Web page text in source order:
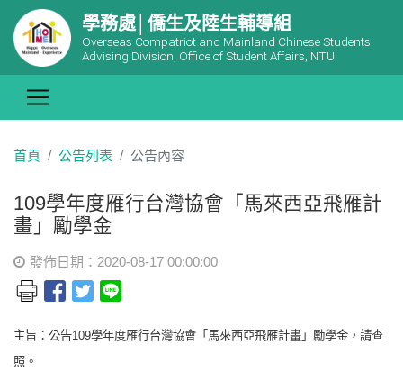
學務處│僑生及陸生輔導組
Overseas Compatriot and Mainland Chinese Students
Advising Division, Office of Student Affairs, NTU
首頁 公告列表 公告內容
109學年度雁行台灣協會「馬來西亞飛雁計
畫」勵學金
發佈日期：2020-08-17 00:00:00
主旨：公告109學年度雁行台灣協會「馬來西亞飛雁計畫」勵學金，請查
照。